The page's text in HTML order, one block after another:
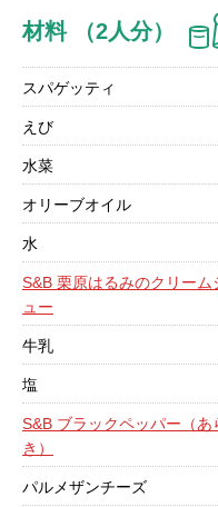
材料 （2人分）
スパゲッティ
えび
水菜
オリーブオイル
水
S&B 栗原はるみのクリーム
ュー
牛乳
塩
S&B ブラックペッパー（あ
き）
パルメザンチーズ